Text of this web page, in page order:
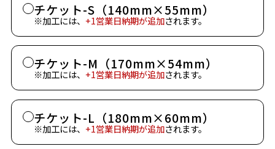
チケット-S（140mm×55mm）
※加工には、+1営業日納期が追加されます。
チケット-M（170mm×54mm）
※加工には、+1営業日納期が追加されます。
チケット-L（180mm×60mm）
※加工には、+1営業日納期が追加されます。